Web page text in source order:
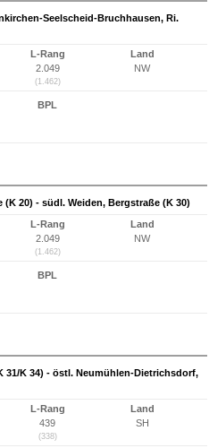
Seelscheid-Bruchhausen, Ri.
L-Rang
2.049
(1.462)
Land
NW
BPL
20) - südl. Weiden, Bergstraße (K 30)
L-Rang
2.049
(1.462)
Land
NW
BPL
K 34) - östl. Neumühlen-Dietrichsdorf,
L-Rang
439
(338)
Land
SH